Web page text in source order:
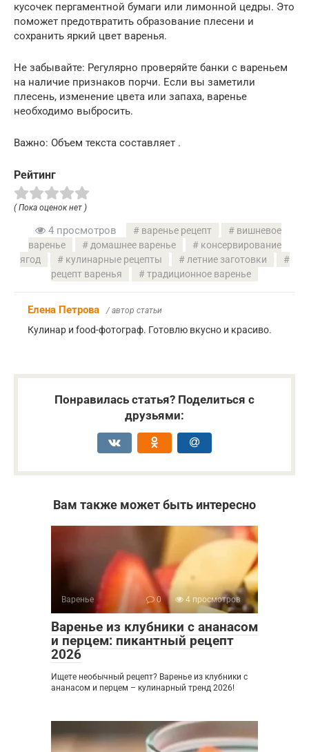
кусочек пергаментной бумаги или лимонной цедры. Это
поможет предотвратить образование плесени и
сохранить яркий цвет варенья.
Не забывайте: Регулярно проверяйте банки с вареньем
на наличие признаков порчи. Если вы заметили
плесень, изменение цвета или запаха, варенье
необходимо выбросить.
Важно: Объем текста составляет .
Рейтинг
( Пока оценок нет )
4 просмотров варенье рецепт
вишневое
варенье
домашнее варенье
консервирование
ягод
кулинарные рецепты
летние заготовки
рецепт варенья
традиционное варенье
Елена Петрова / автор статьи
Кулинар и food-фотограф. Готовлю вкусно и красиво.
Понравилась статья? Поделиться с
друзьями:
Вам также может быть интересно
Варенье 0 4 просмотров
Варенье из клубники с ананасом
и перцем: пикантный рецепт
2026
Ищете необычный рецепт? Варенье из клубники с
ананасом и перцем – кулинарный тренд 2026!